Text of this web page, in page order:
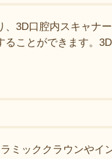
3D口腔内スキャナ
ることができます。
ミッククラウンや